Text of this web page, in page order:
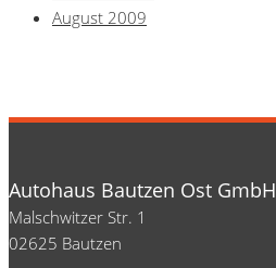
August 2009
Autohaus Bautzen Ost GmbH
Malschwitzer Str. 1
02625 Bautzen